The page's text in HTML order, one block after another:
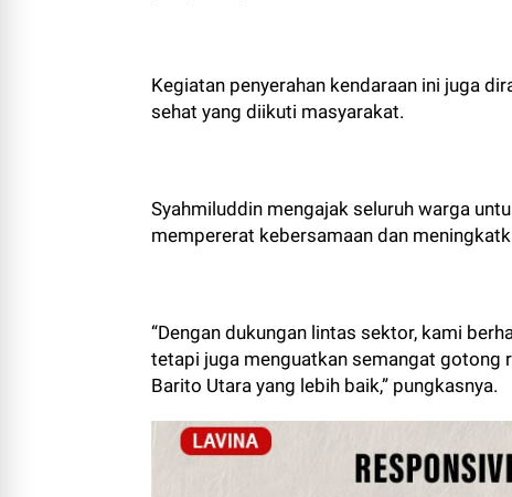
Kegiatan penyerahan kendaraan ini juga
sehat yang diikuti masyarakat.
Syahmiluddin mengajak seluruh warga
mempererat kebersamaan dan
“Dengan dukungan lintas sektor, kami
tetapi juga menguatkan semangat gotong
Barito Utara yang lebih baik,” pungkasnya.